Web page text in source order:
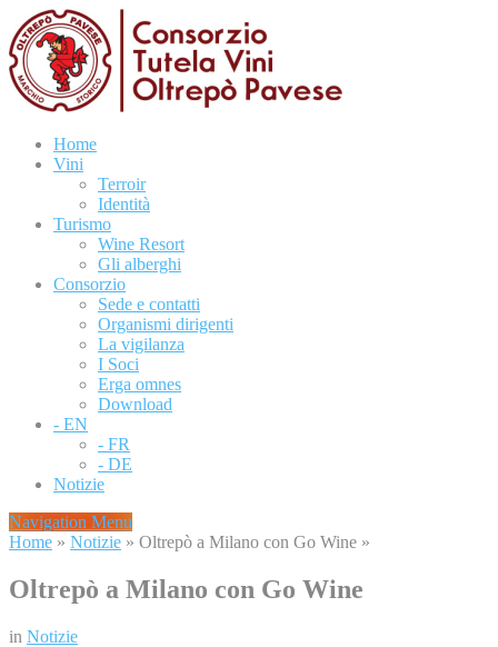
Home
Vini
Terroir
Identità
Turismo
Wine Resort
Gli alberghi
Consorzio
Sede e contatti
Organismi dirigenti
La vigilanza
I Soci
Erga omnes
Download
- EN
- FR
- DE
Notizie
Navigation Menu
Home » Notizie » Oltrepò a Milano con Go Wine »
Oltrepò a Milano con Go Wine
in Notizie